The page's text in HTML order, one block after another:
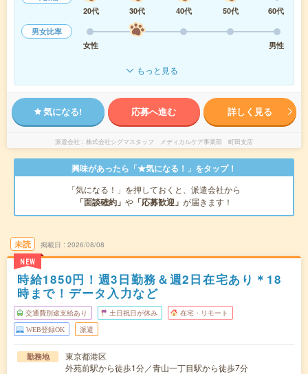
20代
30代 40代 50代
60代
男女比率
女性
男性
もっと見る
気になる! 応募へ進む 詳しく見る
派遣会社 株式会社シグマスタッフ メディカルケア事業部 町田支店
興味があったら「★気になる！」をタップ！
「気になる！」を押しておくと、派遣会社から
「面談確約」 や 「応募歓迎」 が届きます！
未読
NEW
掲載日 2026/08/08
時給1850円！週3日勤務＆週2日在宅あり＊18
時まで！データ入力など
交通費別途支給あり 土日祝日が休み 在宅・リモート
WEB登録OK 派遣
勤務地
東京都港区
外苑前駅から徒歩1分／青山一丁目駅から徒歩7分